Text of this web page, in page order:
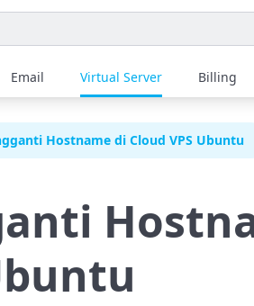
Email Virtual Server Billing
Hostname di Cloud VPS Ubuntu